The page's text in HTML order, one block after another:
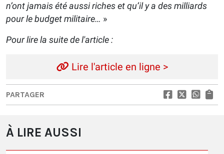
n’ont jamais été aussi riches et qu’il y a des milliards
pour le budget militaire… »
Pour lire la suite de l'article :
Lire l'article en ligne >
PARTAGER
À LIRE AUSSI